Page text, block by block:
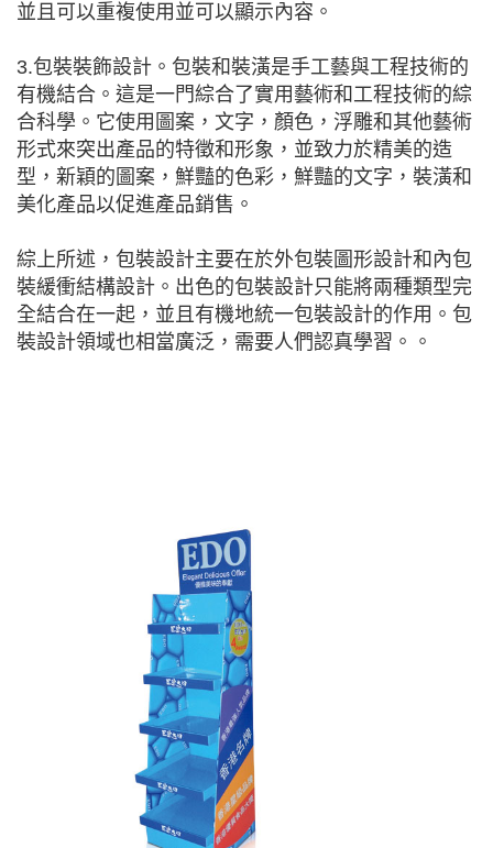
並且可以重複使用並可以顯示內容。
3.包裝裝飾設計。包裝和裝潢是手工藝與工程技術的
有機結合。這是一門綜合了實用藝術和工程技術的綜
合科學。它使用圖案，文字，顏色，浮雕和其他藝術
形式來突出產品的特徵和形象，並致力於精美的造
型，新穎的圖案，鮮豔的色彩，鮮豔的文字，裝潢和
美化產品以促進產品銷售。
綜上所述，包裝設計主要在於外包裝圖形設計和內包
裝緩衝結構設計。出色的包裝設計只能將兩種類型完
全結合在一起，並且有機地統一包裝設計的作用。包
裝設計領域也相當廣泛，需要人們認真學習。。